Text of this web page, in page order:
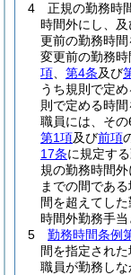
4
正規の勤務時
時間外にし、及
更前の勤務時
変更前の勤務
項
第4条及び
うち規則で定
則で定める時
職員には、その
第1項及び前項
17条に規定す
規の勤務時間
までの間であ
間を超えてし
時間外勤務手当
5
勤務時間条例
間を指定され
職員が勤務しな